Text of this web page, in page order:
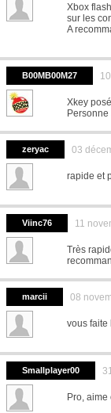
Xbox
sur les
A
B00MB00M27
Xkey
zeryac 03
rapide et
Viinc76 11
Très
marcii 08
vous faite
Smallplayer00
Pro,